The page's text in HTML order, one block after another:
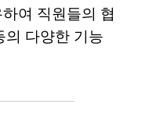
여 직원들의 협
의 다양한 기능